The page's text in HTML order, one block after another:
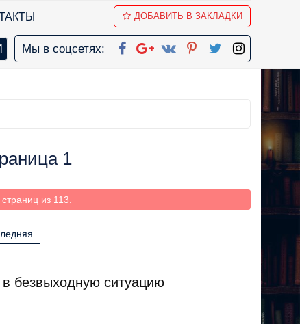
ДОБАВИТЬ В ЗАКЛАДКИ
Мы в соцсетях:
1
из 113.
безвыходную ситуацию